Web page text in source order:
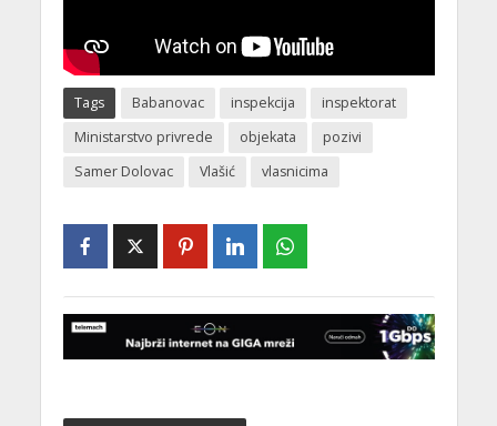
Tags Babanovac inspekcija
inspektorat
Ministarstvo privrede
objekata
pozivi
Samer Dolovac
Vlašić vlasnicima